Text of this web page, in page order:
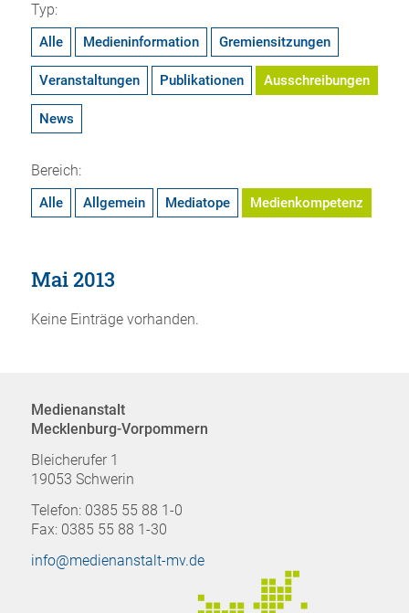
Typ:
Alle Medieninformation Gremiensitzungen
Veranstaltungen Publikationen Ausschreibungen
News
Bereich:
Alle Allgemein Mediatope Medienkompetenz
Mai 2013
Keine Einträge vorhanden.
Medienanstalt
Mecklenburg-Vorpommern
Bleicherufer 1
19053 Schwerin
Telefon: 0385 55 88 1-0
Fax: 0385 55 88 1-30
info@medienanstalt-mv.de